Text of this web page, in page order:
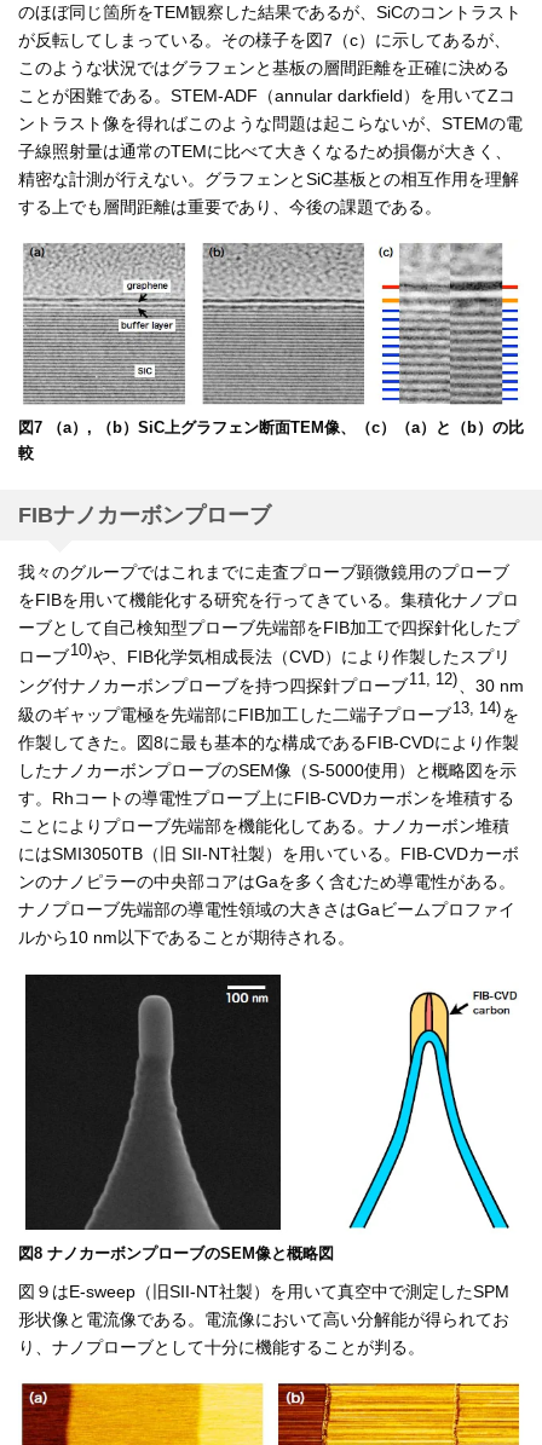
のほぼ同じ箇所をTEM観察した結果であるが、SiCのコントラスト
が反転してしまっている。その様子を図7（c）に示してあるが、
このような状況ではグラフェンと基板の層間距離を正確に決める
ことが困難である。STEM-ADF（annular darkfield）を用いてZコ
ントラスト像を得ればこのような問題は起こらないが、STEMの電
子線照射量は通常のTEMに比べて大きくなるため損傷が大きく、
精密な計測が行えない。グラフェンとSiC基板との相互作用を理解
する上でも層間距離は重要であり、今後の課題である。
図7 （a）, （b）SiC上グラフェン断面TEM像、（c）（a）と（b）の比
較
FIBナノカーボンプローブ
我々のグループではこれまでに走査プローブ顕微鏡用のプローブ
をFIBを用いて機能化する研究を行ってきている。集積化ナノプロ
ーブとして自己検知型プローブ先端部をFIB加工で四探針化したプ
ローブ10)や、FIB化学気相成長法（CVD）により作製したスプリ
ング付ナノカーボンプローブを持つ四探針プローブ11, 12) 、30 nm
級のギャップ電極を先端部にFIB加工した二端子プローブ13, 14)を
作製してきた。図8に最も基本的な構成であるFIB-CVDにより作製
したナノカーボンプローブのSEM像（S-5000使用）と概略図を示
す。Rhコートの導電性プローブ上にFIB-CVDカーボンを堆積する
ことによりプローブ先端部を機能化してある。ナノカーボン堆積
にはSMI3050TB（旧 SII-NT社製）を用いている。FIB-CVDカーボ
ンのナノピラーの中央部コアはGaを多く含むため導電性がある。
ナノプローブ先端部の導電性領域の大きさはGaビームプロファイ
ルから10 nm以下であることが期待される。
図8 ナノカーボンプローブのSEM像と概略図
図９はE-sweep（旧SII-NT社製）を用いて真空中で測定したSPM
形状像と電流像である。電流像において高い分解能が得られてお
り、ナノプローブとして十分に機能することが判る。